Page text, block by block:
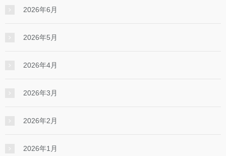
2026年6月
2026年5月
2026年4月
2026年3月
2026年2月
2026年1月